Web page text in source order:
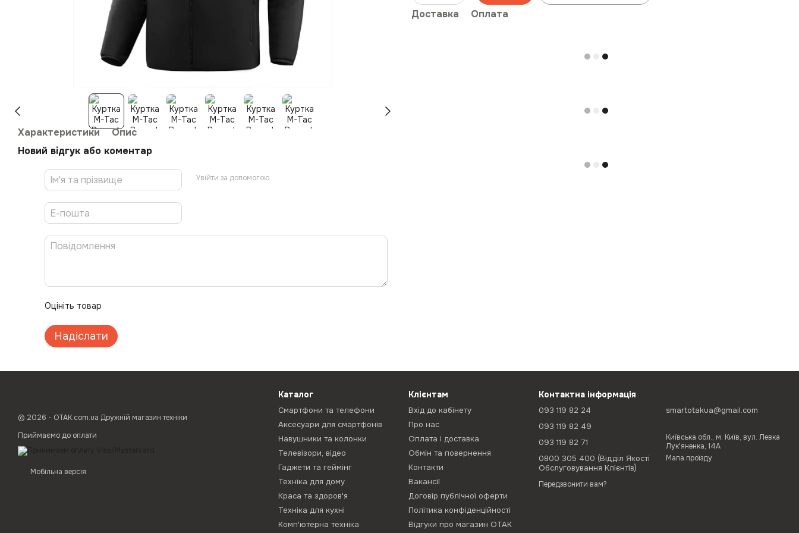
Характеристики
Опис
Новий відгук або коментар
Увійти за допомогою
Оцініть товар
Надіслати
Доставка Оплата
© 2026 - ОТАК.com.ua Дружній магазин техніки
Приймаємо до оплати
Мобільна версія
Каталог
Смартфони та телефони
Аксесуари для смартфонів
Навушники та колонки
Телевізори, відео
Гаджети та геймінг
Техніка для дому
Краса та здоров'я
Техніка для кухні
Комп'ютерна техніка
Клієнтам
Вхід до кабінету
Про нас
Оплата і доставка
Обмін та повернення
Контакти
Вакансії
Договір публічної оферти
Політика конфіденційності
Відгуки про магазин ОТАК
Контактна інформація
093 119 82 24
093 119 82 49
093 119 82 71
0800 305 400 (Відділ Якості
Обслуговування Клієнтів)
Передзвонити вам?
smartotakua@gmail.com
Київська обл., м. Київ, вул. Левка
Лук'яненка, 14А
Мапа проїзду